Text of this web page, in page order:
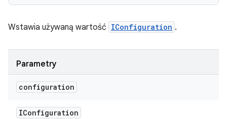
Wstawia używaną wartość IConfiguration .
Parametry
configuration
IConfiguration